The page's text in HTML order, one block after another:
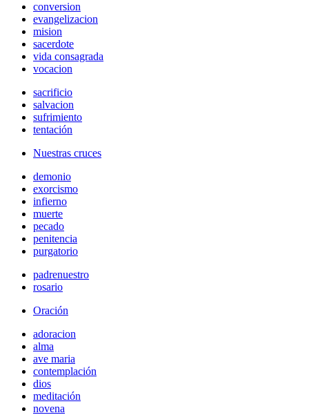
conversion
evangelizacion
mision
sacerdote
vida consagrada
vocacion
sacrificio
salvacion
sufrimiento
tentación
Nuestras cruces
demonio
exorcismo
infierno
muerte
pecado
penitencia
purgatorio
padrenuestro
rosario
Oración
adoracion
alma
ave maria
contemplación
dios
meditación
novena